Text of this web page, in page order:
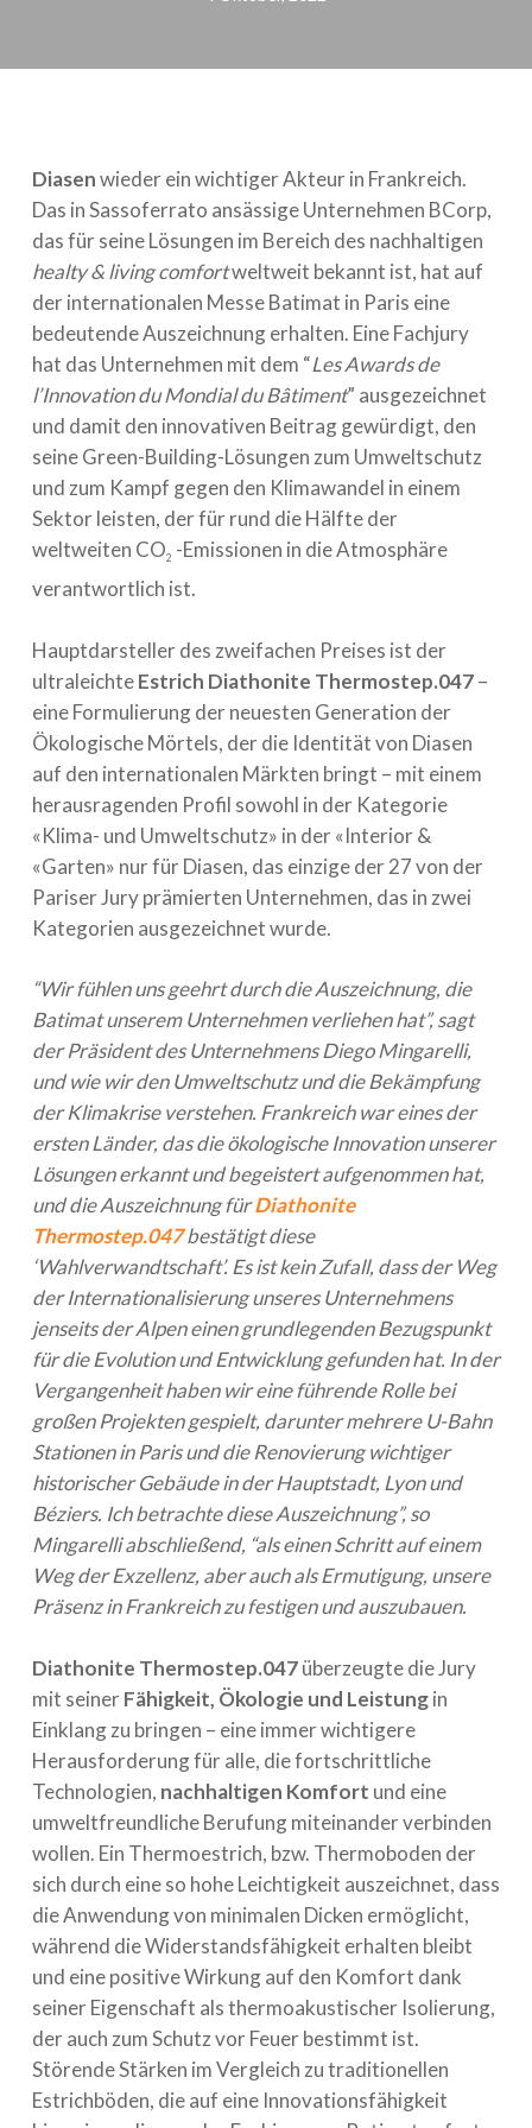
Diasenwieder ein wichtiger Akteur in Frankreich.
Das in Sassoferrato ansässige Unternehmen BCorp,
das für seine Lösungen im Bereich des nachhaltigen
healty & living comfortweltweit bekannt ist, hat auf
der internationalen Messe Batimat in Paris eine
bedeutende Auszeichnung erhalten. Eine Fachjury
hat das Unternehmen mit dem “Les Awards de
l’Innovation du Mondial du Bâtiment” ausgezeichnet
und damit den innovativen Beitrag gewürdigt, den
seine Green-Building-Lösungen zum Umweltschutz
und zum Kampf gegen den Klimawandel in einem
Sektor leisten, der für rund die Hälfte der
weltweiten CO2 -Emissionen in die Atmosphäre
verantwortlich ist.
Hauptdarsteller des zweifachen Preises ist der
ultraleichteEstrich Diathonite Thermostep.047–
eine Formulierung der neuesten Generation der
Ökologische Mörtels, der die Identität von Diasen
auf den internationalen Märkten bringt – mit einem
herausragenden Profil sowohl in der Kategorie
«Klima- und Umweltschutz» in der «Interior &
«Garten» nur für Diasen, das einzige der 27 von der
Pariser Jury prämierten Unternehmen, das in zwei
Kategorien ausgezeichnet wurde.
“Wir fühlen uns geehrt durch die Auszeichnung, die
Batimat unserem Unternehmen verliehen hat”, sagt
der Präsident des Unternehmens Diego Mingarelli,
und wie wir den Umweltschutz und die Bekämpfung
der Klimakrise verstehen. Frankreich war eines der
ersten Länder, das die ökologische Innovation unserer
Lösungen erkannt und begeistert aufgenommen hat,
und die Auszeichnung fürDiathonite
Thermostep.047bestätigt diese
‘Wahlverwandtschaft’. Es ist kein Zufall, dass der Weg
der Internationalisierung unseres Unternehmens
jenseits der Alpen einen grundlegenden Bezugspunkt
für die Evolution und Entwicklung gefunden hat. In der
Vergangenheit haben wir eine führende Rolle bei
großen Projekten gespielt, darunter mehrere U-Bahn
Stationen in Paris und die Renovierung wichtiger
historischer Gebäude in der Hauptstadt, Lyon und
Béziers. Ich betrachte diese Auszeichnung”, so
Mingarelli abschließend, “als einen Schritt auf einem
Weg der Exzellenz, aber auch als Ermutigung, unsere
Präsenz in Frankreich zu festigen und auszubauen.
Diathonite Thermostep.047überzeugte die Jury
mit seinerFähigkeit, Ökologie und Leistungin
Einklang zu bringen – eine immer wichtigere
Herausforderung für alle, die fortschrittliche
Technologien, nachhaltigen Komfort und eine
umweltfreundliche Berufung miteinander verbinden
wollen. Ein Thermoestrich, bzw. Thermoboden der
sich durch eine so hohe Leichtigkeit auszeichnet, dass
die Anwendung von minimalen Dicken ermöglicht,
während die Widerstandsfähigkeit erhalten bleibt
und eine positive Wirkung auf den Komfort dank
seiner Eigenschaft als thermoakustischer Isolierung,
der auch zum Schutz vor Feuer bestimmt ist.
Störende Stärken im Vergleich zu traditionellen
Estrichböden, die auf eine Innovationsfähigkeit